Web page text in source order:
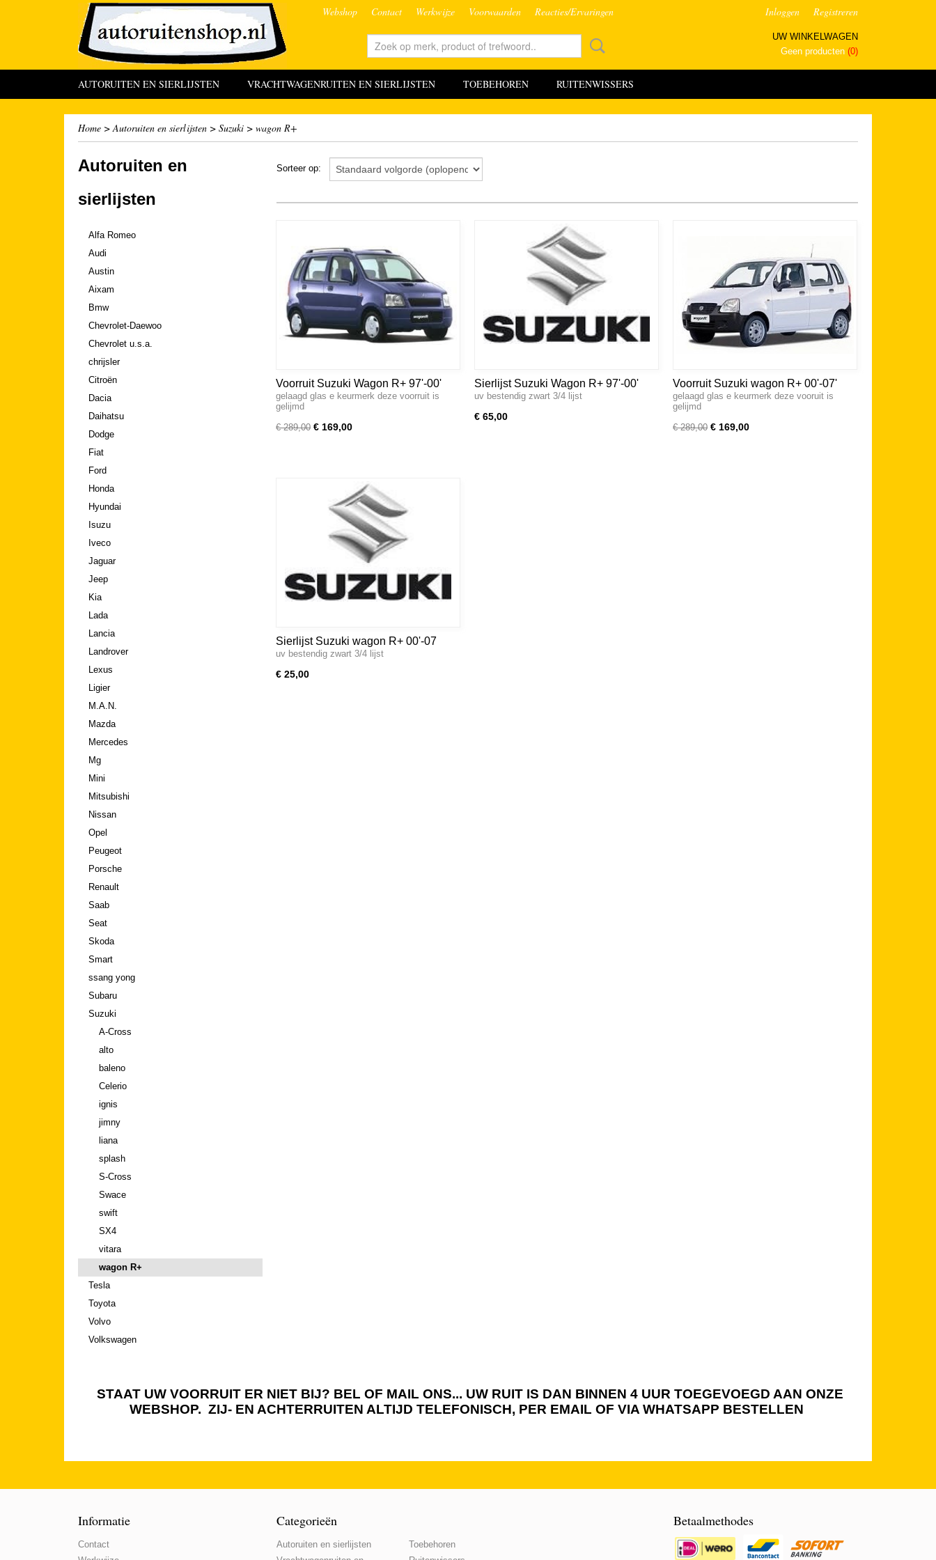
Webshop Contact Werkwijze Voorwaarden Reacties/Ervaringen Inloggen Registreren
UW WINKELWAGEN
Geen producten (0)
AUTORUITEN EN SIERLIJSTEN VRACHTWAGENRUITEN EN SIERLIJSTEN TOEBEHOREN RUITENWISSERS
Home >Autoruiten en sierlijsten > Suzuki > wagon R+
Autoruiten en
sierlijsten
Alfa Romeo
Audi
Austin
Aixam
Bmw
Chevrolet-Daewoo
Chevrolet u.s.a.
chrijsler
Citroën
Dacia
Daihatsu
Dodge
Fiat
Ford
Honda
Hyundai
Isuzu
Iveco
Jaguar
Jeep
Kia
Lada
Lancia
Landrover
Lexus
Ligier
M.A.N.
Mazda
Mercedes
Mg
Mini
Mitsubishi
Nissan
Opel
Peugeot
Porsche
Renault
Saab
Seat
Skoda
Smart
ssang yong
Subaru
Suzuki
A-Cross
alto
baleno
Celerio
ignis
jimny
liana
splash
S-Cross
Swace
swift
SX4
vitara
wagon R+
Tesla
Toyota
Volvo
Volkswagen
Sorteer op:
Voorruit Suzuki Wagon R+ 97'-00'
gelaagd glas e keurmerk deze voorruit is
gelijmd
€ 289,00 € 169,00
Sierlijst Suzuki Wagon R+ 97'-00'
uv bestendig zwart 3/4 lijst
€ 65,00
Voorruit Suzuki wagon R+ 00'-07'
gelaagd glas e keurmerk deze vooruit is
gelijmd
€ 289,00 € 169,00
Sierlijst Suzuki wagon R+ 00'-07
uv bestendig zwart 3/4 lijst
€ 25,00
STAAT UW VOORRUIT ER NIET BIJ? BEL OF MAIL ONS... UW RUIT IS DAN BINNEN 4 UUR TOEGEVOEGD AAN ONZE
WEBSHOP. ZIJ- EN ACHTERRUITEN ALTIJD TELEFONISCH, PER EMAIL OF VIA WHATSAPP BESTELLEN
Informatie
Contact
Categorieën
Autoruiten en sierlijsten
Toebehoren
Betaalmethodes